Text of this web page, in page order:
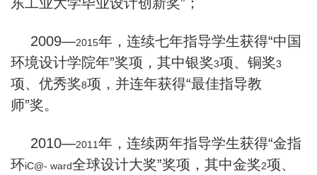
东工业大学毕业设计创新奖”；
2009—2015年，连续七年指导学生获得“中国
环境设计学院年”奖项，其中银奖3项、铜奖3
项、优秀奖8项，并连年获得“最佳指导教
师”奖。
2010—2011年，连续两年指导学生获得“金指
环iC@- ward全球设计大奖”奖项，其中金奖2项、